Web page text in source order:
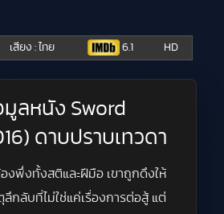
เสียง : ไทย 6.1 HD
มูลหนัง Sword
ดาบปราบเทวดา
งพึ่งทั้งสติและฝีมือ เขาถูกดึงให้
กลับที่ไม่ใช่แค่เรื่องการต่อสู้ แต่